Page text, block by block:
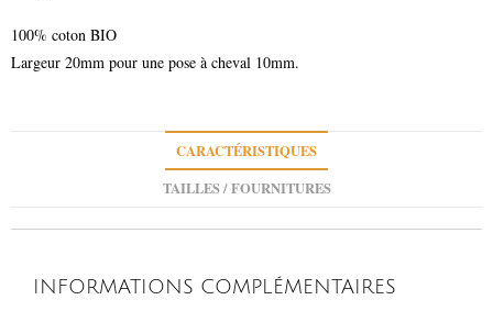
100% coton BIO
Largeur 20mm pour une pose à cheval 10mm.
CARACTÉRISTIQUES
TAILLES / FOURNITURES
INFORMATIONS COMPLÉMENTAIRES